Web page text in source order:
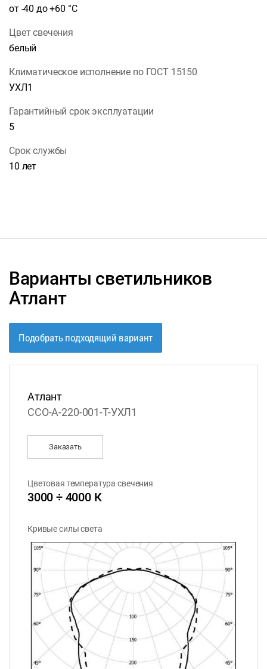
от -40 до +60 °С
Цвет свечения
белый
Климатическое исполнение по ГОСТ 15150
УХЛ1
Гарантийный срок эксплуатации
5
Срок службы
10 лет
Варианты светильников
Атлант
Подобрать подходящий вариант
Атлант
ССО-А-220-001-Т-УХЛ1
Заказать
Цветовая температура свечения
3000 ÷ 4000 К
Кривые силы света